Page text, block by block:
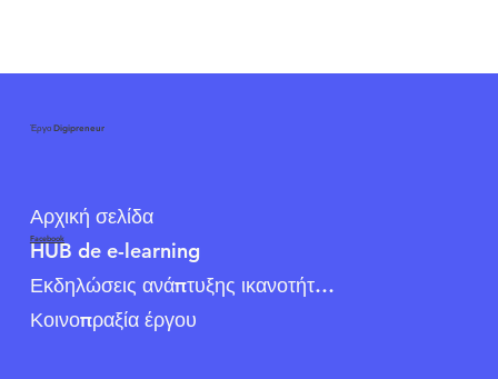
Έργο Digipreneur
Facebook
Αρχική σελίδα
HUB de e-learning
Εκδηλώσεις ανάπτυξης ικανοτήτων
Κοινοπραξία έργου